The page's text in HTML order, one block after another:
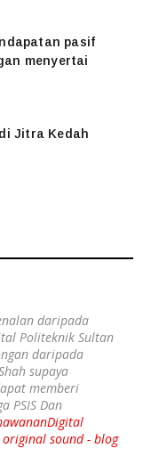
pasif
menyertai
Jitra Kedah
daripada
Politeknik Sultan
daripada
supaya
memberi
PSIS Dan
sound - blog